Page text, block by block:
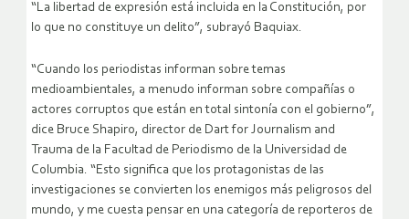
“La libertad de expresión está incluida en la Constitución, por
lo que no constituye un delito”, subrayó Baquiax.
“Cuando los periodistas informan sobre temas
medioambientales, a menudo informan sobre compañías o
actores corruptos que están en total sintonía con el gobierno”,
dice Bruce Shapiro, director de Dart for Journalism and
Trauma de la Facultad de Periodismo de la Universidad de
Columbia. “Esto significa que los protagonistas de las
investigaciones se convierten los enemigos más peligrosos del
mundo, y me cuesta pensar en una categoría de reporteros de